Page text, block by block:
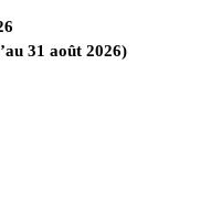
31 août 2026)